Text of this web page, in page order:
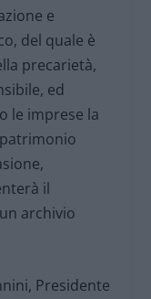
e
del quale è
precarietà,
ed
le imprese la
il
archivio
Presidente